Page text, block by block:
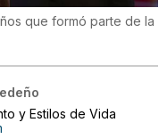
que formó parte de la
y Estilos de Vida